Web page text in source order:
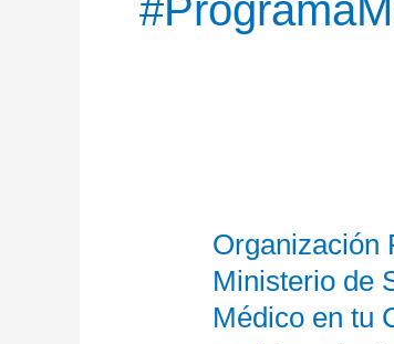
Organización
Ministerio de
Médico en tu
Panamericana
de
la